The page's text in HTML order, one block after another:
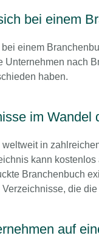
bei einem
einem
Unternehmen nach
haben.
im Wandel
in
kann
Branchenbuch
die
auf